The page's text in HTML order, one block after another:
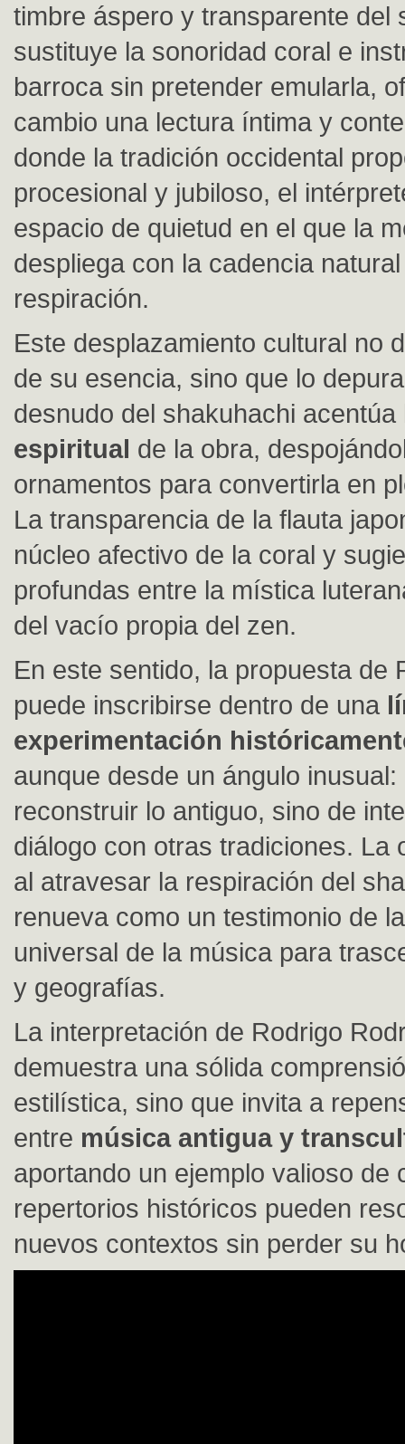
timbre áspero y transparente del
sustituye la sonoridad coral e
barroca sin pretender emularla,
cambio una lectura íntima y
donde la tradición occidental
procesional y jubiloso, el
espacio de quietud en el que la
despliega con la cadencia
respiración.
Este desplazamiento cultural no
de su esencia, sino que lo
desnudo del shakuhachi
espiritual de la obra,
ornamentos para convertirla en
La transparencia de la flauta
núcleo afectivo de la coral y
profundas entre la mística
del vacío propia del zen.
En este sentido, la propuesta de
puede inscribirse dentro de una
experimentación
aunque desde un ángulo
reconstruir lo antiguo, sino de
diálogo con otras tradiciones. La
al atravesar la respiración del
renueva como un testimonio de
universal de la música para
y geografías.
La interpretación de Rodrigo
demuestra una sólida
estilística, sino que invita a
entre música antigua y
aportando un ejemplo valioso de
repertorios históricos pueden
nuevos contextos sin perder su